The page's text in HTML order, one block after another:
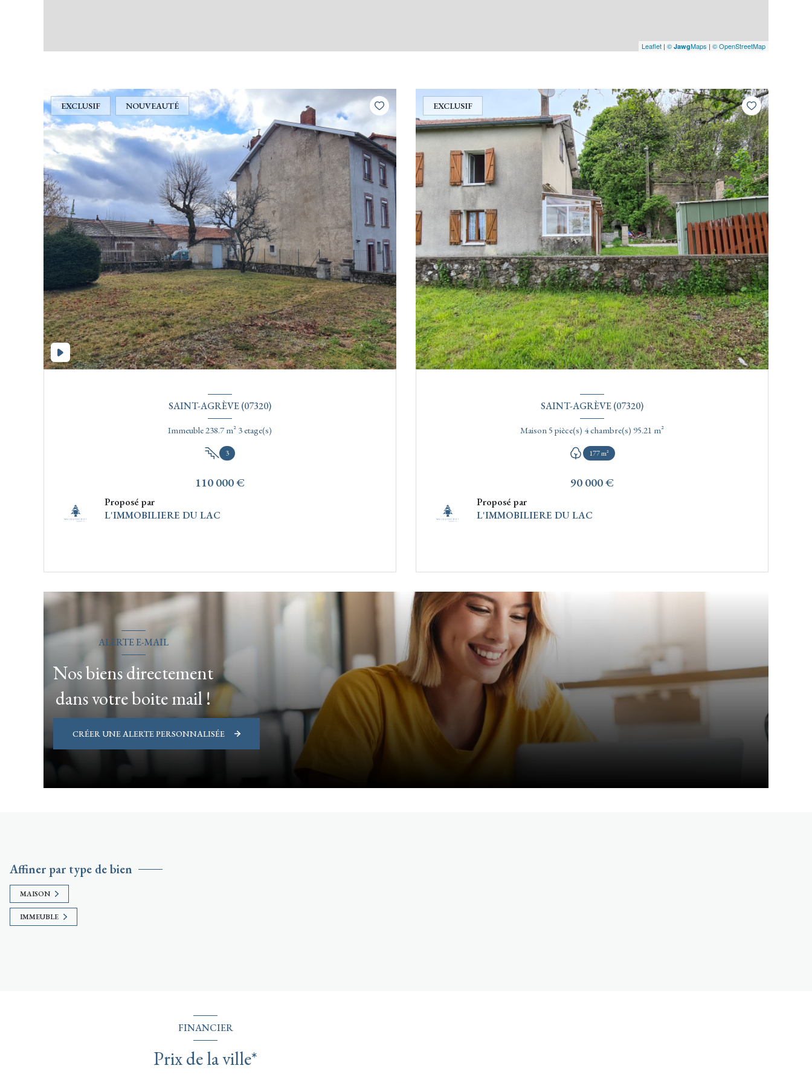
Leaflet | © JawgMaps | © OpenStreetMap
EXCLUSIF NOUVEAUTÉ
SAINT-AGRÈVE (07320)
Immeuble 238.7 m² 3 etage(s)
3
110 000 €
Proposé par
L'IMMOBILIERE DU LAC
EXCLUSIF
SAINT-AGRÈVE (07320)
Maison 5 pièce(s) 4 chambre(s) 95.21 m²
177 m²
90 000 €
Proposé par
L'IMMOBILIERE DU LAC
ALERTE E-MAIL
Nos biens directement
dans votre boite mail !
CRÉER UNE ALERTE PERSONNALISÉE
Affiner par type de bien
MAISON
IMMEUBLE
FINANCIER
Prix de la ville*